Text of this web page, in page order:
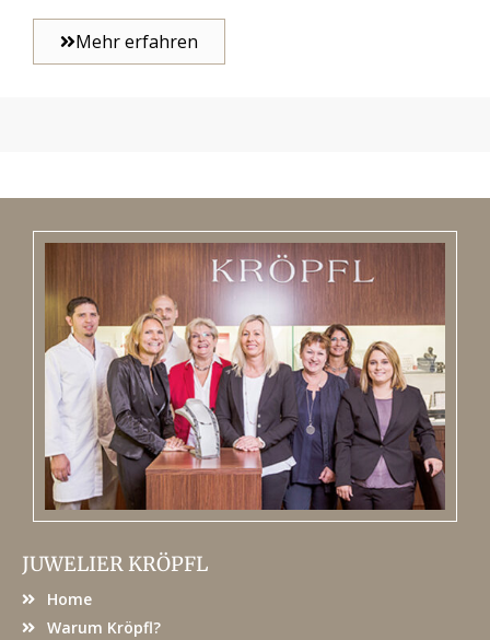
Mehr erfahren
JUWELIER KRÖPFL
Home
Warum Kröpfl?